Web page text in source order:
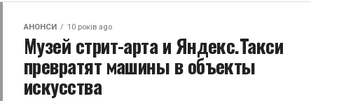
АНОНСИ 10 років ago
Музей стрит-арта и Яндекс.Такси
превратят машины в объекты
искусства